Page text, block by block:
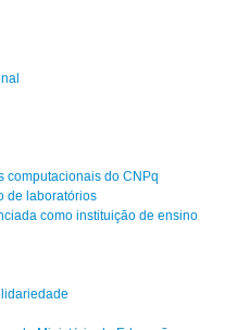
computacionais do CNPq
de laboratórios
como instituição de ensino